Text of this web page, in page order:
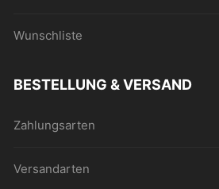
Wunschliste
BESTELLUNG & VERSAND
Zahlungsarten
Versandarten